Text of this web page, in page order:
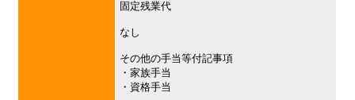
固定残業代
なし
その他の手当等付記事項
・家族手当
・資格手当